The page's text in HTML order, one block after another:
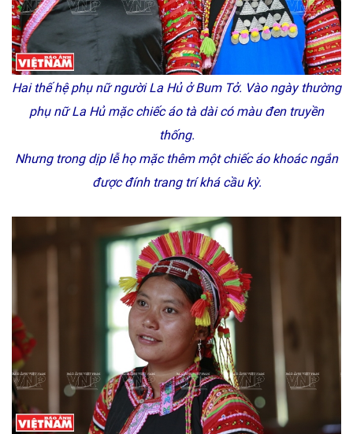
Hai thế hệ phụ nữ người La Hủ ở Bum Tở. Vào ngày thường
phụ nữ La Hủ mặc chiếc áo tà dài có màu đen truyền
thống.
Nhưng trong dịp lễ họ mặc thêm một chiếc áo khoác ngắn
được đính trang trí khá cầu kỳ.